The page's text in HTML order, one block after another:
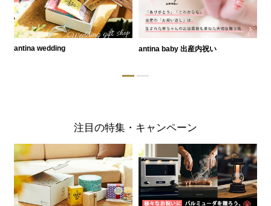
antina wedding antina baby 出産内祝い
注目の特集・キャンペーン